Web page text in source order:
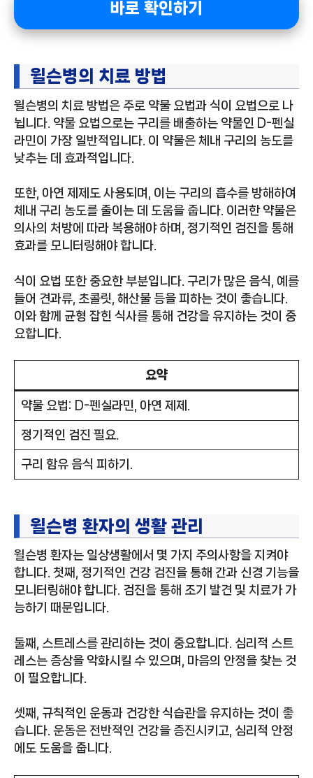
바로 확인하기
윌슨병의 치료 방법
윌슨병의 치료 방법은 주로 약물 요법과 식이 요법으로 나
뉩니다. 약물 요법으로는 구리를 배출하는 약물인 D-펜실
라민이 가장 일반적입니다. 이 약물은 체내 구리의 농도를
낮추는 데 효과적입니다.
또한, 아연 제제도 사용되며, 이는 구리의 흡수를 방해하여
체내 구리 농도를 줄이는 데 도움을 줍니다. 이러한 약물은
의사의 처방에 따라 복용해야 하며, 정기적인 검진을 통해
효과를 모니터링해야 합니다.
식이 요법 또한 중요한 부분입니다. 구리가 많은 음식, 예를
들어 견과류, 초콜릿, 해산물 등을 피하는 것이 좋습니다.
이와 함께 균형 잡힌 식사를 통해 건강을 유지하는 것이 중
요합니다.
요약
약물 요법: D-펜실라민, 아연 제제.
정기적인 검진 필요.
구리 함유 음식 피하기.
윌슨병 환자의 생활 관리
윌슨병 환자는 일상생활에서 몇 가지 주의사항을 지켜야
합니다. 첫째, 정기적인 건강 검진을 통해 간과 신경 기능을
모니터링해야 합니다. 검진을 통해 조기 발견 및 치료가 가
능하기 때문입니다.
둘째, 스트레스를 관리하는 것이 중요합니다. 심리적 스트
레스는 증상을 악화시킬 수 있으며, 마음의 안정을 찾는 것
이 필요합니다.
셋째, 규칙적인 운동과 건강한 식습관을 유지하는 것이 좋
습니다. 운동은 전반적인 건강을 증진시키고, 심리적 안정
에도 도움을 줍니다.